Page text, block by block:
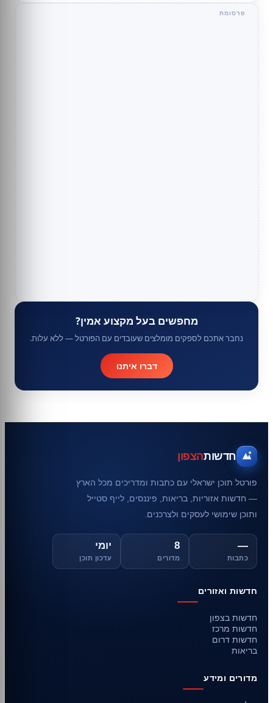
מחפשים בעל מקצוע אמין?
נחבר אתכם לספקים מומלצים שעובדים עם הפורטל — ללא עלות.
דברו איתנו
חדשותהצפון
פורטל תוכן ישראלי עם כתבות ומדריכים מכל הארץ
— חדשות אזוריות, בריאות, פיננסים, לייף סטייל
ותוכן שימושי לעסקים ולצרכנים.
—
כתבות
8
מדורים
יומי
עדכון תוכן
חדשות ואזורים
חדשות בצפון
חדשות מרכז
חדשות דרום
בריאות
מדורים ומידע